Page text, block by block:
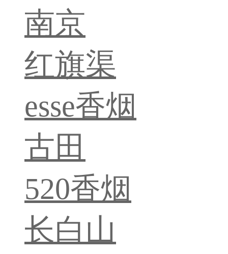
南京
红旗渠
esse香烟
古田
520香烟
长白山